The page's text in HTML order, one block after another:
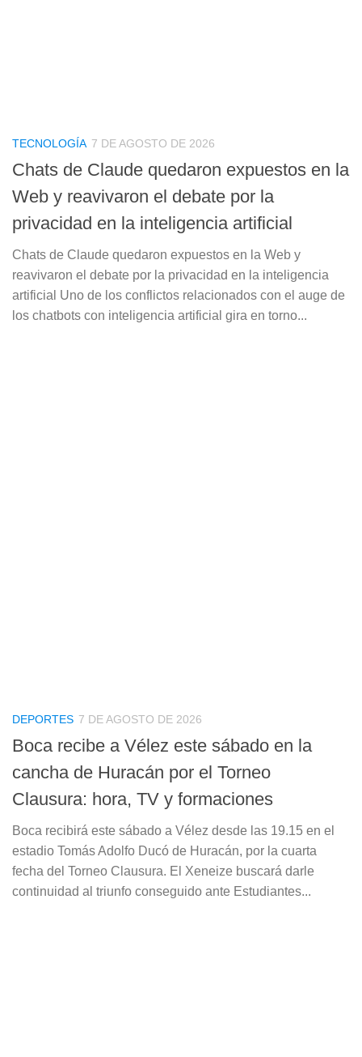
TECNOLOGÍA 7 DE AGOSTO DE 2026
Chats de Claude quedaron expuestos en la
Web y reavivaron el debate por la
privacidad en la inteligencia artificial
Chats de Claude quedaron expuestos en la Web y
reavivaron el debate por la privacidad en la inteligencia
artificial Uno de los conflictos relacionados con el auge de
los chatbots con inteligencia artificial gira en torno...
DEPORTES 7 DE AGOSTO DE 2026
Boca recibe a Vélez este sábado en la
cancha de Huracán por el Torneo
Clausura: hora, TV y formaciones
Boca recibirá este sábado a Vélez desde las 19.15 en el
estadio Tomás Adolfo Ducó de Huracán, por la cuarta
fecha del Torneo Clausura. El Xeneize buscará darle
continuidad al triunfo conseguido ante Estudiantes...